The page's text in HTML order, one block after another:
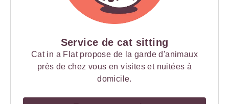
Service de cat sitting
Cat in a Flat propose de la garde d'animaux
près de chez vous en visites et nuitées à
domicile.